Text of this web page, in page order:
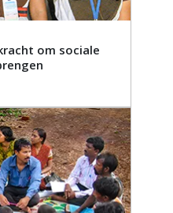
om sociale